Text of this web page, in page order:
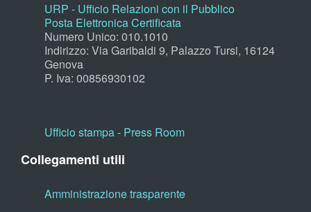
URP - Ufficio Relazioni con il Pubblico
Posta Elettronica Certificata
Numero Unico: 010.1010
Indirizzo: Via Garibaldi 9, Palazzo Tursi, 16124
Genova
P. Iva: 00856930102
Ufficio stampa - Press Room
Collegamenti utili
Amministrazione trasparente